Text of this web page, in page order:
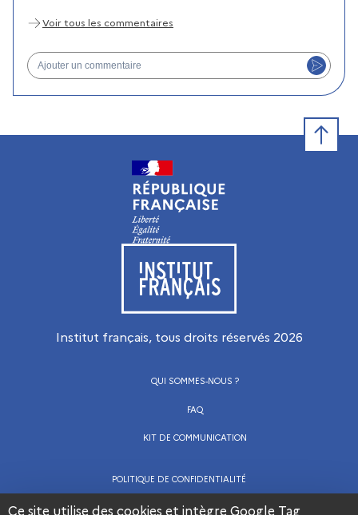
Voir tous les commentaires
Ajouter un commentaire
Visiter le site de l’Institut français
Institut français, tous droits réservés 2026
QUI SOMMES-NOUS ?
FAQ
KIT DE COMMUNICATION
POLITIQUE DE CONFIDENTIALITÉ
CGU
Ce site utilise des cookies et intègre Google Tag